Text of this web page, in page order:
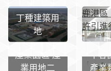
丁種建築用
地
鹿港
許引進
產業園區 產
業用地二
雲林
業區
不容
產業